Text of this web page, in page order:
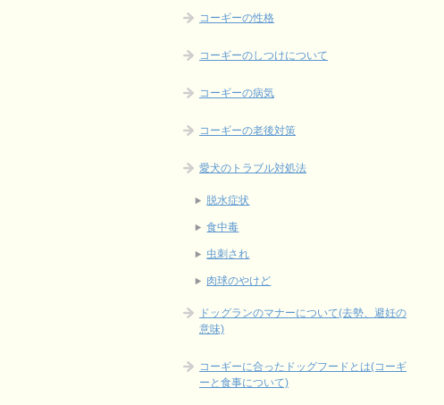
コーギーの性格
コーギーのしつけについて
コーギーの病気
コーギーの老後対策
愛犬のトラブル対処法
脱水症状
食中毒
虫刺され
肉球のやけど
ドッグランのマナーについて(去勢、避妊の
意味)
コーギーに合ったドッグフードとは(コーギ
ーと食事について)